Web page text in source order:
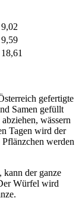
gefertigte
Samen gefüllt
wässern
Tagen wird der
werden
kann der ganze
Würfel wird